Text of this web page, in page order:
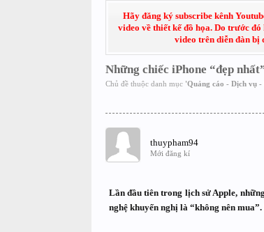
Hãy đăng ký subscribe kênh
video về thiết kế đồ họa. Do trước
video trên diễn đàn bị
Những chiếc iPhone “đẹp
Chủ đề thuộc danh mục 'Quảng cáo - Dịch vụ -
thuypham94
Mới đăng kí
Lần đầu tiên trong lịch sử Apple,
nghệ khuyến nghị là “không nên